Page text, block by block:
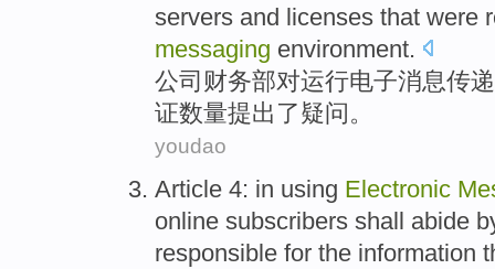
servers and licenses that were
messaging environment.
公司 财务部对运行电子消息传递
证数量提出了疑问。
youdao
Article 4: in using Electronic
online subscribers shall abide
responsible for the information